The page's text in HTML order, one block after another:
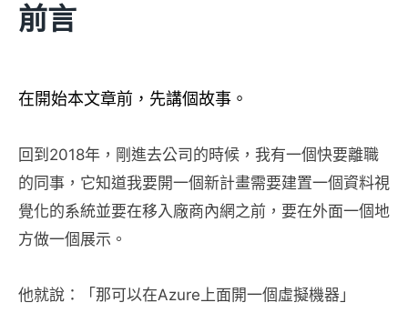
前言
在開始本文章前，先講個故事。
回到2018年，剛進去公司的時候，我有一個快要離職
的同事，它知道我要開一個新計畫需要建置一個資料視
覺化的系統並要在移入廠商內網之前，要在外面一個地
方做一個展示。
他就說：「那可以在Azure上面開一個虛擬機器」